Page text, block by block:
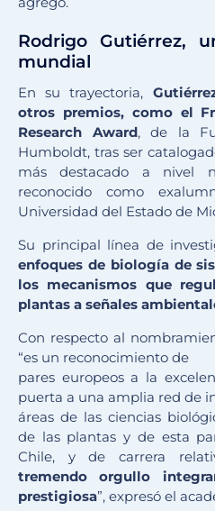
Rodrigo Gutiérrez,
mundial
En su trayectoria,
otros premios, como el
Research Award, de la
Humboldt, tras ser
más destacado a nivel
reconocido como
Universidad del Estado de
Su principal línea de
enfoques de biología de
los mecanismos que
plantas a señales
Con respecto al
“es un reconocimiento de
pares europeos a la
puerta a una amplia red de
áreas de las ciencias
de las plantas y de esta
Chile, y de carrera
tremendo orgullo
prestigiosa”, expresó el